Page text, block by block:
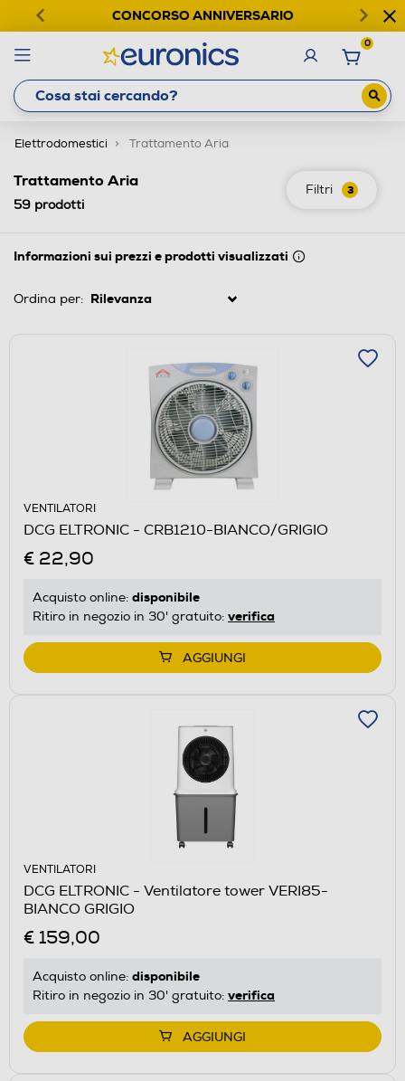
CONCORSO ANNIVERSARIO
0
Elettrodomestici Trattamento Aria
Filtri 3
Trattamento Aria
59 prodotti
Informazioni sui prezzi e prodotti visualizzati
Ordina per:
VENTILATORI
DCG ELTRONIC - CRB1210-BIANCO/GRIGIO
€ 22,90
Acquisto online: disponibile
Ritiro in negozio in 30' gratuito: verifica
AGGIUNGI
VENTILATORI
DCG ELTRONIC - Ventilatore tower VERI85-
BIANCO GRIGIO
€ 159,00
Acquisto online: disponibile
Ritiro in negozio in 30' gratuito: verifica
AGGIUNGI